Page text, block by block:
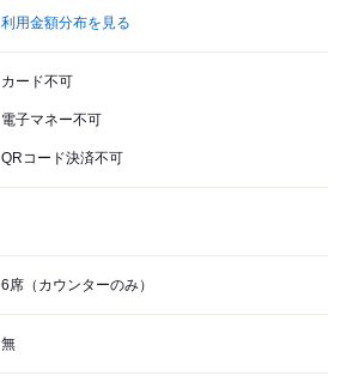
利用金額分布を見る
カード不可
電子マネー不可
QRコード決済不可
6席（カウンターのみ）
無